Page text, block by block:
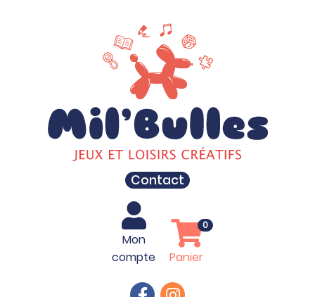
Contact
Mon
compte
Panier
0